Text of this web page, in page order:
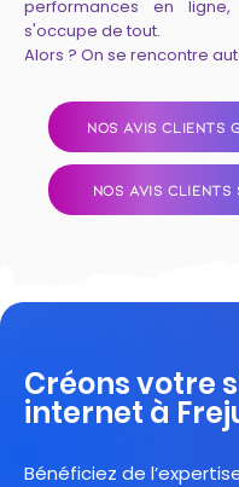
performances en
s'occupe de tout.
Alors ? On se rencontre
NOS AVIS CLIENTS
NOS AVIS CLIENTS
Créons votre
internet à
Bénéficiez de